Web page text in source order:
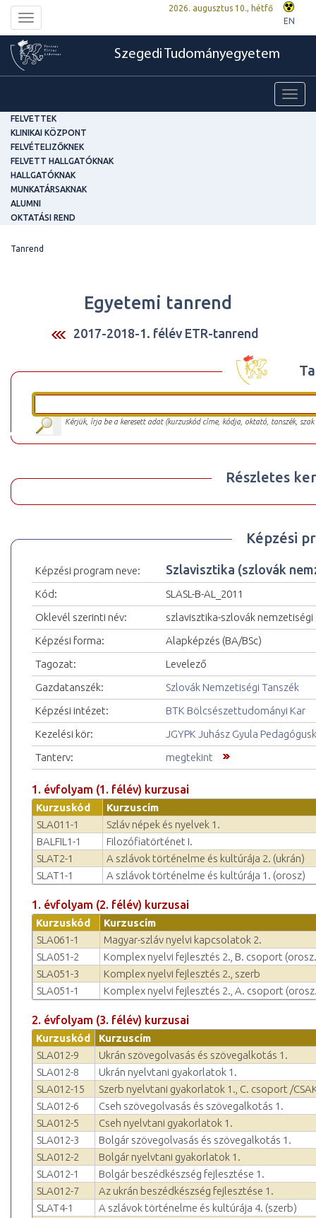
Toggle
navigation
2026. augusztus 10., hétfő
EN
Szegedi Tudományegyetem
FELVETTEK
KLINIKAI KÖZPONT
FELVÉTELIZŐKNEK
FELVETT HALLGATÓKNAK
HALLGATÓKNAK
MUNKATÁRSAKNAK
ALUMNI
OKTATÁSI REND
Tanrend
Egyetemi tanrend
2017-2018-1. félév ETR-tanrend
Kérjük, írja be a keresett adat (kurzuskód címe, kódja, oktató, tanszék,
Részletes
Képzési
Képzési program neve: Szlavisztika (szlovák
Kód:
SLASL-B-AL_2011
Oklevél szerinti név:
szlavisztika-szlovák nemzetiségi
Képzési forma:
Alapképzés (BA/BSc)
Tagozat:
Levelező
Gazdatanszék:
Szlovák Nemzetiségi Tanszék
Képzési intézet:
BTK Bölcsészettudományi Kar
Kezelési kör:
JGYPK Juhász Gyula
Tanterv:
megtekint
1. évfolyam (1. félév) kurzusai
Kurzuskód
Kurzuscím
SLA011-1
Szláv népek és nyelvek 1.
BALFIL1-1
Filozófiatörténet I.
SLAT2-1
A szlávok történelme és kultúrája 2. (ukrán)
SLAT1-1
A szlávok történelme és kultúrája 1. (orosz)
1. évfolyam (2. félév) kurzusai
Kurzuskód
Kurzuscím
SLA061-1
Magyar-szláv nyelvi kapcsolatok 2.
SLA051-2
Komplex nyelvi fejlesztés 2., B. csoport
SLA051-3
Komplex nyelvi fejlesztés 2., szerb
SLA051-1
Komplex nyelvi fejlesztés 2., A. csoport
2. évfolyam (3. félév) kurzusai
Kurzuskód
Kurzuscím
SLA012-9
Ukrán szövegolvasás és szövegalkotás 1.
SLA012-8
Ukrán nyelvtani gyakorlatok 1.
SLA012-15
Szerb nyelvtani gyakorlatok 1., C. csoport /
SLA012-6
Cseh szövegolvasás és szövegalkotás 1.
SLA012-5
Cseh nyelvtani gyakorlatok 1.
SLA012-3
Bolgár szövegolvasás és szövegalkotás 1.
SLA012-2
Bolgár nyelvtani gyakorlatok 1.
SLA012-1
Bolgár beszédkészség fejlesztése 1.
SLA012-7
Az ukrán beszédkészség fejlesztése 1.
SLAT4-1
A szlávok történelme és kultúrája 4. (szerb)